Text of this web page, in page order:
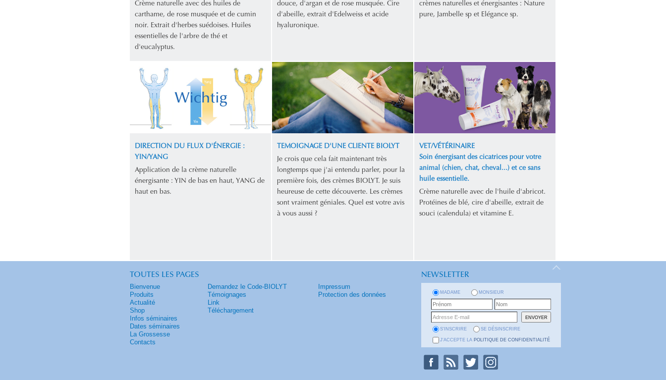
Crème naturelle avec des huiles de
carthame, de rose musquée et de cumin
noir. Extrait d'herbes suédoises. Huiles
essentielles de l'arbre de thé et
d'eucalyptus.
douce, d'argan et de rose musquée. Cire
d'abeille, extrait d'Edelweiss et acide
hyaluronique.
crèmes naturelles et énergisantes : Nature
pure, Jambelle sp et Elégance sp.
DIRECTION DU FLUX D'ÉNERGIE :
YIN/YANG
Application de la crème naturelle
énergisante : YIN de bas en haut, YANG de
haut en bas.
TEMOIGNAGE D'UNE CLIENTE BIOLYT
Je crois que cela fait maintenant très
longtemps que j'ai entendu parler, pour la
première fois, des crèmes BIOLYT. Je suis
heureuse de cette découverte. Les crèmes
sont vraiment géniales. Quel est votre avis
à vous aussi ?
VET/VÉTÉRINAIRE
Soin énergisant des cicatrices pour votre
animal (chien, chat, cheval...) et ce sans
huile essentielle.
Crème naturelle avec de l'huile d'abricot.
Protéines de blé, cire d'abeille, extrait de
souci (calendula) et vitamine E.
TOUTES LES PAGES
Bienvenue
Produits
Actualité
Shop
Infos séminaires
Dates séminaires
La Grossesse
Contacts
Demandez le Code-BIOLYT
Témoignages
Link
Téléchargement
Impressum
Protection des données
NEWSLETTER
MADAME MONSIEUR
S'INSCRIRE SE DÉSINSCRIRE
J'ACCEPTE LA POLITIQUE DE CONFIDENTIALITÉ